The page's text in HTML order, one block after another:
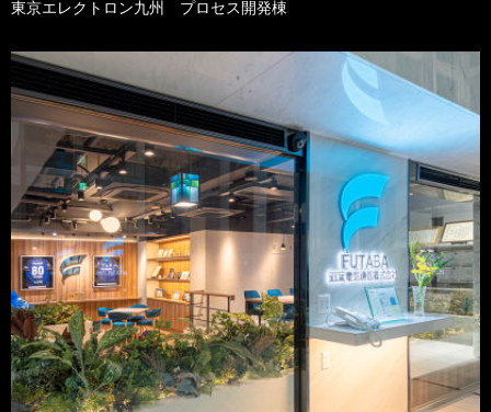
東京エレクトロン九州 プロセス開発棟